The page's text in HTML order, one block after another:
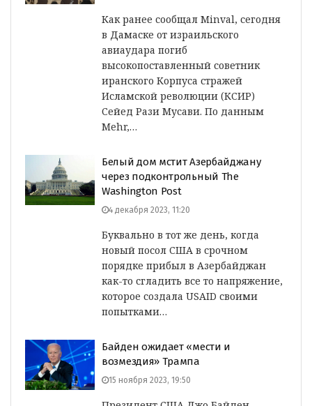
Как ранее сообщал Minval, сегодня
в Дамаске от израильского
авиаудара погиб
высокопоставленный советник
иранского Корпуса стражей
Исламской революции (КСИР)
Сейед Рази Мусави. По данным
Mehr,…
Белый дом мстит Азербайджану
через подконтрольный The
Washington Post
4 декабря 2023, 11:20
Буквально в тот же день, когда
новый посол США в срочном
порядке прибыл в Азербайджан
как-то сгладить все то напряжение,
которое создала USAID своими
попытками…
Байден ожидает «мести и
возмездия» Трампа
15 ноября 2023, 19:50